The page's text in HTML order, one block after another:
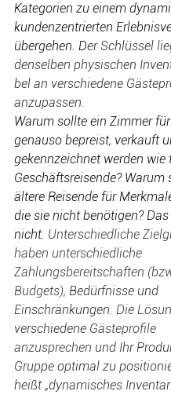
Kategorien zu einem
kundenzentrierten
übergehen. Der Schlüssel
denselben physischen
bel an verschiedene
anzupassen.
Warum sollte ein Zimmer
genauso bepreist, verkauft
gekennzeichnet werden wie
Geschäftsreisende? Warum
ältere Reisende für
die sie nicht benötigen?
nicht. Unterschiedliche
haben unterschiedliche
Zahlungsbereitschaften
Budgets), Bedürfnisse und
Einschränkungen. Die
verschiedene Gästeprofile
anzusprechen und Ihr
Gruppe optimal zu
heißt „dynamisches